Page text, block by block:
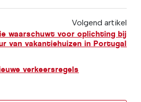
Volgend artikel
waarschuwt voor oplichting bij
van vakantiehuizen in Portugal
verkeersregels